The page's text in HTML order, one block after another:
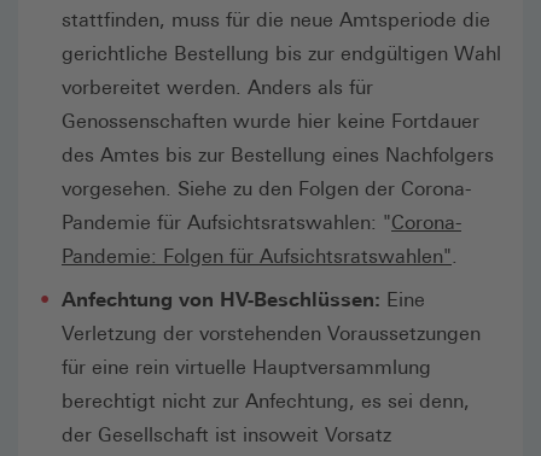
stattfinden, muss für die neue Amtsperiode die
gerichtliche Bestellung bis zur endgültigen Wahl
vorbereitet werden. Anders als für
Genossenschaften wurde hier keine Fortdauer
des Amtes bis zur Bestellung eines Nachfolgers
vorgesehen. Siehe zu den Folgen der Corona-
Pandemie für Aufsichtsratswahlen: "Corona-
Pandemie: Folgen für Aufsichtsratswahlen".
Anfechtung von HV-Beschlüssen: Eine
Verletzung der vorstehenden Voraussetzungen
für eine rein virtuelle Hauptversammlung
berechtigt nicht zur Anfechtung, es sei denn,
der Gesellschaft ist insoweit Vorsatz